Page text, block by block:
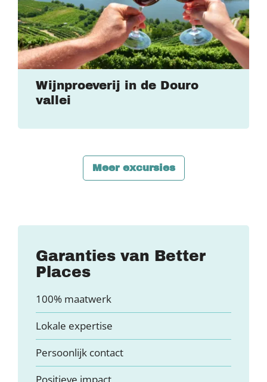
Wijnproeverij in de Douro
vallei
Meer excursies
Garanties van Better
Places
100% maatwerk
Lokale expertise
Persoonlijk contact